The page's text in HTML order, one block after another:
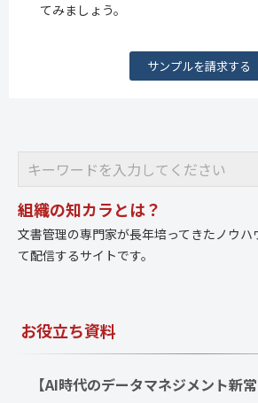
てみましょう。
サンプルを請求する
組織の知カラとは？
文書管理の専門家が長年培ってきたノウ
て配信するサイトです。
お役立ち資料
【AI時代のデータマネジメント新